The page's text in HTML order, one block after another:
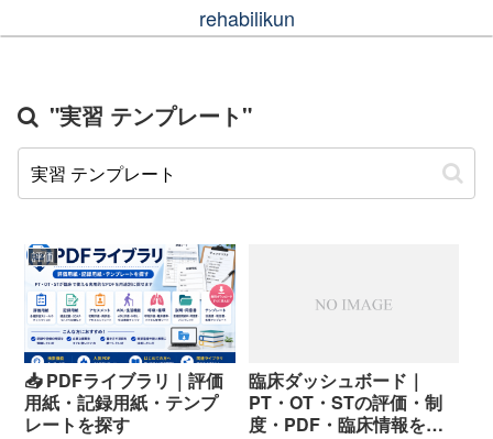
rehabilikun
"実習 テンプレート"
評価
📥 PDFライブラリ｜評価
用紙・記録用紙・テンプ
レートを探す
臨床ダッシュボード｜
PT・OT・STの評価・制
度・PDF・臨床情報を探